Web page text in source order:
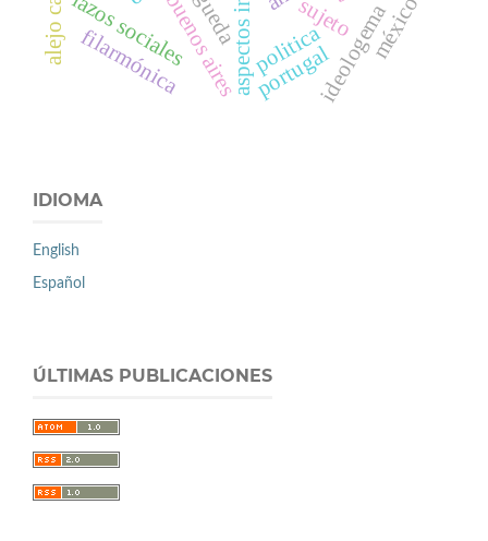
buenos aires
lazos sociales sujeto
ideologema
filarmónica portugal
méxico
politica
IDIOMA
English
Español
ÚLTIMAS PUBLICACIONES